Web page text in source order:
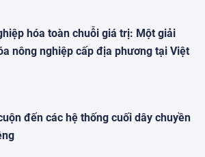
hóa toàn chuỗi giá trị: Một giải
nông nghiệp cấp địa phương tại Việt
đến các hệ thống cuối dây chuyền